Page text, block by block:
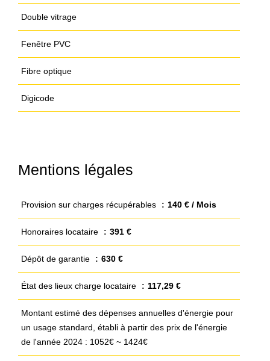
Double vitrage
Fenêtre PVC
Fibre optique
Digicode
Mentions légales
Provision sur charges récupérables 140 € / Mois
Honoraires locataire 391 €
Dépôt de garantie 630 €
État des lieux charge locataire 117,29 €
Montant estimé des dépenses annuelles d'énergie pour
un usage standard, établi à partir des prix de l'énergie
de l'année 2024 : 1052€ ~ 1424€